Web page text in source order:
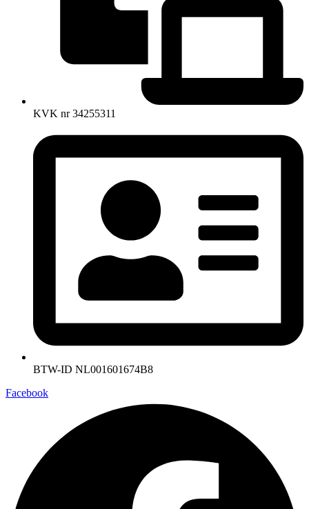
KVK nr 34255311
BTW-ID NL001601674B8
Facebook